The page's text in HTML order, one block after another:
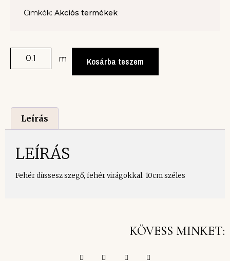
Cimkék: Akciós termékek
m Kosárba teszem
Leírás
LEÍRÁS
Fehér düssesz szegő, fehér virágokkal. 10cm széles
KÖVESS MINKET: